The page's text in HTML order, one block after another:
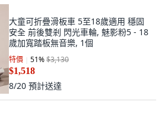
大童可折疊滑板車 5至18歲適用 穩固
安全 前後雙剎 閃光車輪, 魅影粉5 - 18
歲加寬踏板無音樂, 1個
特價 51%$3,130
$1,518
8/20 預計送達